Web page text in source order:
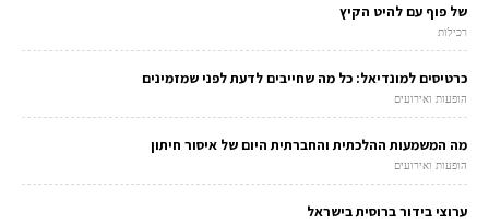
של פוף עם להיט הקיץ
רכילות
כרטיסים למונדיאל: כל מה שחייבים לדעת לפני שמזמינים
הופעות ואירועים
מה המשמעות ההלכתית והחברתית היום של איסור חיתון
הופעות ואירועים
ערוצי בידור ברוסית בישראל